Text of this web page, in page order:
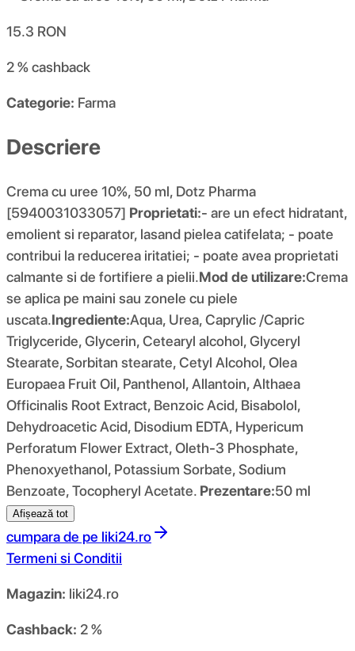
15.3 RON
2 %cashback
Categorie: Farma
Descriere
Crema cu uree 10%, 50 ml, Dotz Pharma
[5940031033057] Proprietati:- are un efect hidratant,
emolient si reparator, lasand pielea catifelata; - poate
contribui la reducerea iritatiei; - poate avea proprietati
calmante si de fortifiere a pielii.Mod de utilizare:Crema
se aplica pe maini sau zonele cu piele
uscata.Ingrediente:Aqua, Urea, Caprylic /Capric
Triglyceride, Glycerin, Cetearyl alcohol, Glyceryl
Stearate, Sorbitan stearate, Cetyl Alcohol, Olea
Europaea Fruit Oil, Panthenol, Allantoin, Althaea
Officinalis Root Extract, Benzoic Acid, Bisabolol,
Dehydroacetic Acid, Disodium EDTA, Hypericum
Perforatum Flower Extract, Oleth-3 Phosphate,
Phenoxyethanol, Potassium Sorbate, Sodium
Benzoate, Tocopheryl Acetate. Prezentare:50 ml
Afișează tot
cumpara de pe liki24.ro
Termeni si Conditii
Magazin: liki24.ro
Cashback: 2 %